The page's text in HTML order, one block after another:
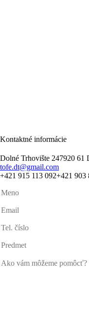
Kontaktné informácie
Dolné Trhovište 247920 61
tofe.dt@gmail.com
+421 915 113 092+421 903